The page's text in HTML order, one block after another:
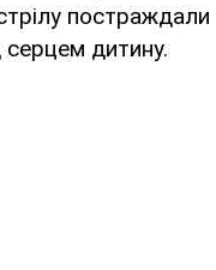
постраждали
дитину.